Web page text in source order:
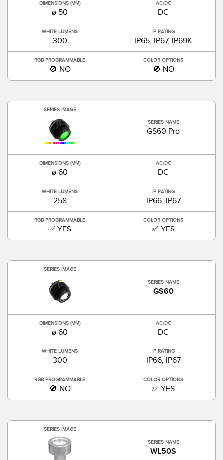
DIMENSIONS (MM)
ø 50
AC/DC
DC
WHITE LUMENS
300
IP RATING
IP65, IP67, IP69K
RGB PROGRAMMABLE
🚫 NO
COLOR OPTIONS
🚫 NO
SERIES IMAGE
SERIES NAME
GS60 Pro
DIMENSIONS (MM)
ø 60
AC/DC
DC
WHITE LUMENS
258
IP RATING
IP66, IP67
RGB PROGRAMMABLE
✅ YES
COLOR OPTIONS
✅ YES
SERIES IMAGE
SERIES NAME
GS60
DIMENSIONS (MM)
ø 60
AC/DC
DC
WHITE LUMENS
300
IP RATING
IP66, IP67
RGB PROGRAMMABLE
🚫 NO
COLOR OPTIONS
✅ YES
SERIES IMAGE
SERIES NAME
WL50S